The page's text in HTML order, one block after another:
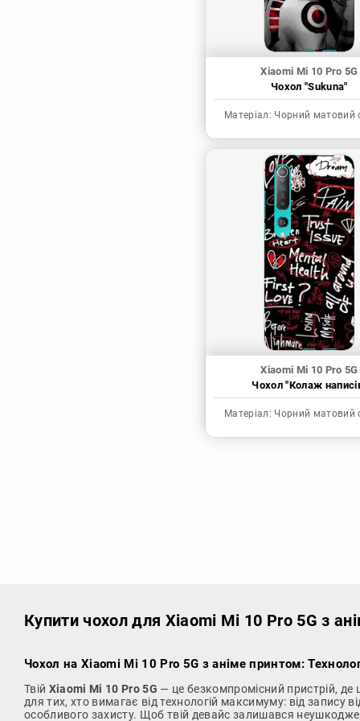
Xiaomi Mi 10 Pro 5G
Чохол "Sukuna"
Матеріал: Чорний матовий
Xiaomi Mi 10 Pro 5G
Чохол "Колаж
Матеріал: Чорний матовий
Купити чохол для Xiaomi Mi 10 Pro 5G з
Чохол на Xiaomi Mi 10 Pro 5G з аніме принтом:
Твій Xiaomi Mi 10 Pro 5G — це безкомпромісний пристрій,
для тих, хто вимагає від технологій максимуму: від
особливого захисту. Щоб твій девайс залишався